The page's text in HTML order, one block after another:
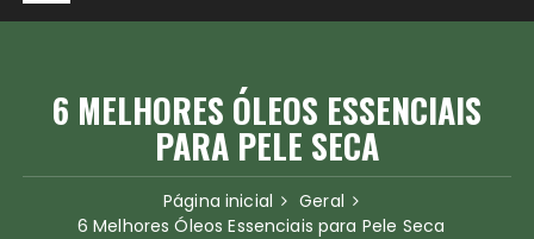
6 MELHORES ÓLEOS ESSENCIAIS
PARA PELE SECA
Página inicial
Geral
6 Melhores Óleos Essenciais para Pele Seca